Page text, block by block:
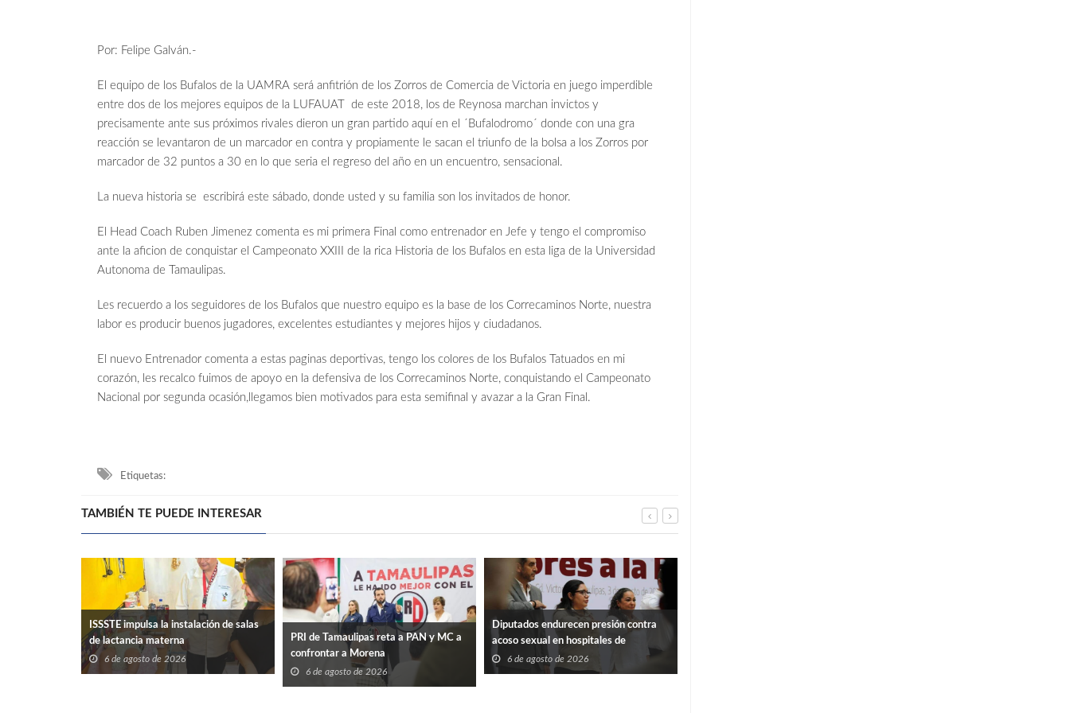
Por: Felipe Galván.-
El equipo de los Bufalos de la UAMRA será anfitrión de los Zorros de Comercia de Victoria en juego imperdible
entre dos de los mejores equipos de la LUFAUAT de este 2018, los de Reynosa marchan invictos y
precisamente ante sus próximos rivales dieron un gran partido aquí en el ´Bufalodromo´ donde con una gra
reacción se levantaron de un marcador en contra y propiamente le sacan el triunfo de la bolsa a los Zorros por
marcador de 32 puntos a 30 en lo que seria el regreso del año en un encuentro, sensacional.
La nueva historia se escribirá este sábado, donde usted y su familia son los invitados de honor.
El Head Coach Ruben Jimenez comenta es mi primera Final como entrenador en Jefe y tengo el compromiso
ante la aficion de conquistar el Campeonato XXIII de la rica Historia de los Bufalos en esta liga de la Universidad
Autonoma de Tamaulipas.
Les recuerdo a los seguidores de los Bufalos que nuestro equipo es la base de los Correcaminos Norte, nuestra
labor es producir buenos jugadores, excelentes estudiantes y mejores hijos y ciudadanos.
El nuevo Entrenador comenta a estas paginas deportivas, tengo los colores de los Bufalos Tatuados en mi
corazón, les recalco fuimos de apoyo en la defensiva de los Correcaminos Norte, conquistando el Campeonato
Nacional por segunda ocasión,llegamos bien motivados para esta semifinal y avazar a la Gran Final.
Etiquetas:
TAMBIÉN TE PUEDE INTERESAR
ISSSTE impulsa la instalación de salas
de lactancia materna
6 de agosto de 2026
PRI de Tamaulipas reta a PAN y MC a
confrontar a Morena
6 de agosto de 2026
Diputados endurecen presión contra
acoso sexual en hospitales de
Tamaulipas
6 de agosto de 2026